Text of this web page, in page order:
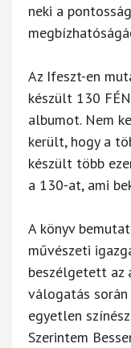
neki a
Az Ifeszt-en
készült 130
albumot. Nem
került, hogy a
készült több
a 130-at, ami
A könyv
művészeti
beszélgetett az
válogatás
egyetlen
Szerintem